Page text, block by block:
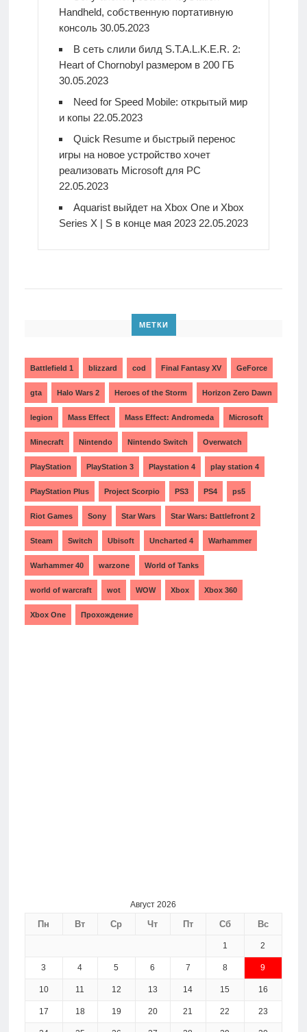
Handheld, собственную портативную
консоль 30.05.2023
В сеть слили билд S.T.A.L.K.E.R. 2:
Heart of Chornobyl размером в 200 ГБ
30.05.2023
Need for Speed Mobile: открытый мир
и копы 22.05.2023
Quick Resume и быстрый перенос
игры на новое устройство хочет
реализовать Microsoft для PC
22.05.2023
Aquarist выйдет на Xbox One и Xbox
Series X | S в конце мая 2023 22.05.2023
МЕТКИ
Battlefield 1 blizzard cod Final Fantasy XV GeForce
gta Halo Wars 2 Heroes of the Storm Horizon Zero Dawn
legion Mass Effect Mass Effect: Andromeda Microsoft
Minecraft Nintendo Nintendo Switch Overwatch
PlayStation PlayStation 3 Playstation 4 play station 4
PlayStation Plus Project Scorpio PS3 PS4 ps5
Riot Games Sony Star Wars Star Wars: Battlefront 2
Steam Switch Ubisoft Uncharted 4 Warhammer
Warhammer 40 warzone World of Tanks
world of warcraft wot WOW Xbox Xbox 360
Xbox One Прохождение
Август 2026
Пн Вт Ср Чт Пт Сб Вс
1 2
3 4 5 6 7 8 9
10 11 12 13 14 15 16
17 18 19 20 21 22 23